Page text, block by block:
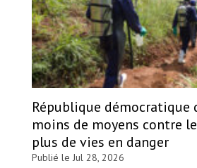
République démocratique
moins de moyens contre
plus de vies en danger
Publié le Jul 28, 2026